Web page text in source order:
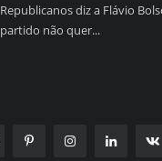
Republicanos diz a Flávio
partido não quer...